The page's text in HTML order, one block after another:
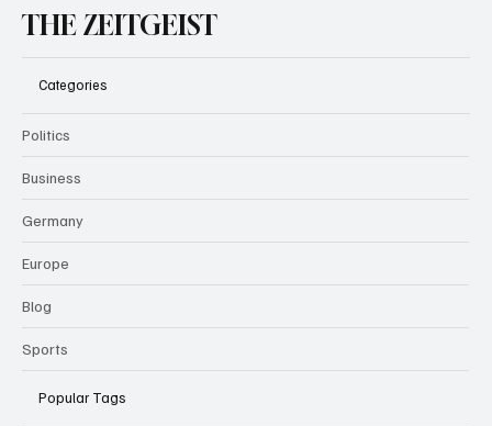
THE ZEITGEIST
Categories
Politics
Business
Germany
Europe
Blog
Sports
Popular Tags